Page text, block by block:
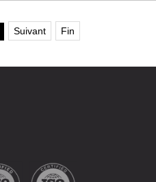
Suivant Fin